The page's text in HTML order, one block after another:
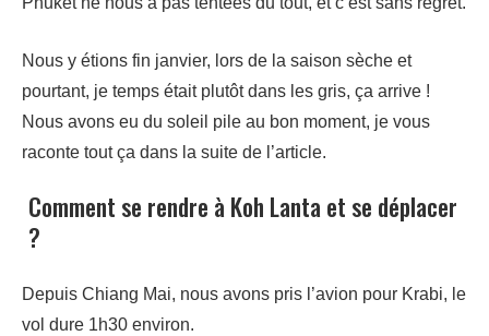
Nous y étions fin janvier, lors de la saison sèche et
pourtant, je temps était plutôt dans les gris, ça arrive !
Nous avons eu du soleil pile au bon moment, je vous
raconte tout ça dans la suite de l’article.
Comment se rendre à Koh Lanta et se déplacer
?
Depuis Chiang Mai, nous avons pris l’avion pour Krabi, le
vol dure 1h30 environ.